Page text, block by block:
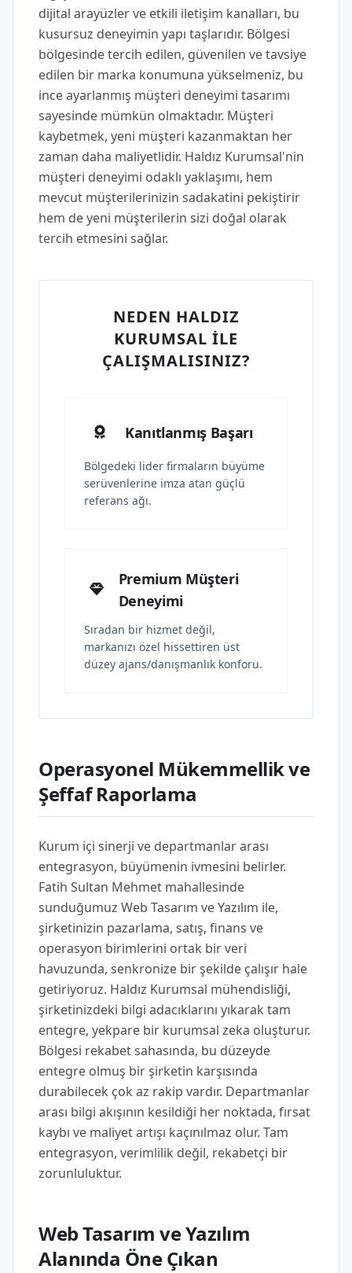
dijital arayüzler ve etkili iletişim kanalları, bu
kusursuz deneyimin yapı taşlarıdır. Bölgesi
bölgesinde tercih edilen, güvenilen ve tavsiye
edilen bir marka konumuna yükselmeniz, bu
ince ayarlanmış müşteri deneyimi tasarımı
sayesinde mümkün olmaktadır. Müşteri
kaybetmek, yeni müşteri kazanmaktan her
zaman daha maliyetlidir. Haldız Kurumsal'nin
müşteri deneyimi odaklı yaklaşımı, hem
mevcut müşterilerinizin sadakatini pekiştirir
hem de yeni müşterilerin sizi doğal olarak
tercih etmesini sağlar.
NEDEN HALDIZ
KURUMSAL İLE
ÇALIŞMALISINIZ?
Kanıtlanmış Başarı
Bölgedeki lider firmaların büyüme
serüvenlerine imza atan güçlü
referans ağı.
Premium Müşteri
Deneyimi
Sıradan bir hizmet değil,
markanızı özel hissettiren üst
düzey ajans/danışmanlık konforu.
Operasyonel Mükemmellik ve
Şeffaf Raporlama
Kurum içi sinerji ve departmanlar arası
entegrasyon, büyümenin ivmesini belirler.
Fatih Sultan Mehmet mahallesinde
sunduğumuz Web Tasarım ve Yazılım ile,
şirketinizin pazarlama, satış, finans ve
operasyon birimlerini ortak bir veri
havuzunda, senkronize bir şekilde çalışır hale
getiriyoruz. Haldız Kurumsal mühendisliği,
şirketinizdeki bilgi adacıklarını yıkarak tam
entegre, yekpare bir kurumsal zeka oluşturur.
Bölgesi rekabet sahasında, bu düzeyde
entegre olmuş bir şirketin karşısında
durabilecek çok az rakip vardır. Departmanlar
arası bilgi akışının kesildiği her noktada, fırsat
kaybı ve maliyet artışı kaçınılmaz olur. Tam
entegrasyon, verimlilik değil, rekabetçi bir
zorunluluktur.
Web Tasarım ve Yazılım
Alanında Öne Çıkan